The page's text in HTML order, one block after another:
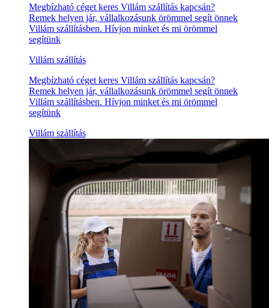
Megbízható céget keres Villám szállítás kapcsán?
Remek helyen jár, vállalkozásunk örömmel segít önnek
Villám szállításben. Hívjon minket és mi örömmel
segítünk
Villám szállítás
Megbízható céget keres Villám szállítás kapcsán?
Remek helyen jár, vállalkozásunk örömmel segít önnek
Villám szállításben. Hívjon minket és mi örömmel
segítünk
Villám szállítás